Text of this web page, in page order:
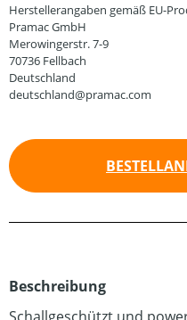
Herstellerangaben gemäß EU-
Pramac GmbH
Merowingerstr. 7-9
70736 Fellbach
Deutschland
deutschland@pramac.com
Beschreibung